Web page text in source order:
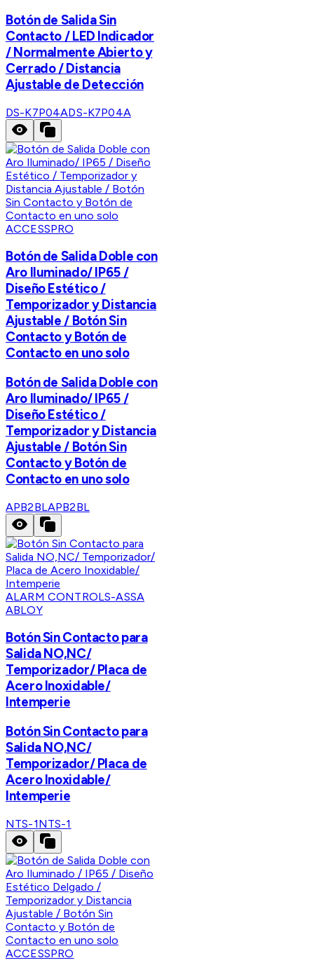
Botón de Salida Sin
Contacto / LED Indicador
/ Normalmente Abierto y
Cerrado / Distancia
Ajustable de Detección
DS-K7P04ADS-K7P04A
ACCESSPRO
Botón de Salida Doble con
Aro Iluminado/ IP65 /
Diseño Estético /
Temporizador y Distancia
Ajustable / Botón Sin
Contacto y Botón de
Contacto en uno solo
Botón de Salida Doble con
Aro Iluminado/ IP65 /
Diseño Estético /
Temporizador y Distancia
Ajustable / Botón Sin
Contacto y Botón de
Contacto en uno solo
APB2BLAPB2BL
ALARM CONTROLS-ASSA
ABLOY
Botón Sin Contacto para
Salida NO,NC/
Temporizador/ Placa de
Acero Inoxidable/
Intemperie
Botón Sin Contacto para
Salida NO,NC/
Temporizador/ Placa de
Acero Inoxidable/
Intemperie
NTS-1NTS-1
ACCESSPRO